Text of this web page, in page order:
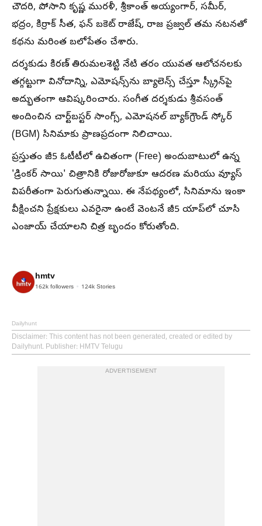
చౌదరి, పోసాని కృష్ణ మురళీ, శ్రీకాంత్ అయ్యంగార్, సమీర్,
భద్రం, కిర్రాక్ సీత, ఫన్ బకెట్ రాజేష్, రాజ ప్రజ్వల్ తమ నటనతో
కథను మరింత బలోపేతం చేశారు.
దర్శకుడు కిరణ్ తిరుమలశెట్టి నేటి తరం యువత ఆలోచనలకు
తగ్గట్టుగా వినోదాన్ని, ఎమోషన్స్‌ను బ్యాలెన్స్ చేస్తూ స్క్రీన్‌పై
అద్భుతంగా ఆవిష్కరించారు. సంగీత దర్శకుడు శ్రీవసంత్
అందించిన చార్ట్‌బస్టర్ సాంగ్స్, ఎమోషనల్ బ్యాక్‌గ్రౌండ్ స్కోర్
(BGM) సినిమాకు ప్రాణప్రదంగా నిలిచాయి.
ప్రస్తుతం జీ5 ఓటీటీలో ఉచితంగా (Free) అందుబాటులో ఉన్న
'డ్రింకర్ సాయి' చిత్రానికి రోజురోజుకూ ఆదరణ మరియు వ్యూస్
విపరీతంగా పెరుగుతున్నాయి. ఈ నేపథ్యంలో, సినిమాను ఇంకా
వీక్షించని ప్రేక్షకులు ఎవరైనా ఉంటే వెంటనే జీ5 యాప్‌లో చూసి
ఎంజాయ్ చేయాలని చిత్ర బృందం కోరుతోంది.
hmtv
162k followers 124k Stories
Dailyhunt
Disclaimer: This content has not been generated, created or edited by
Dailyhunt. Publisher: HMTV Telugu
ADVERTISEMENT